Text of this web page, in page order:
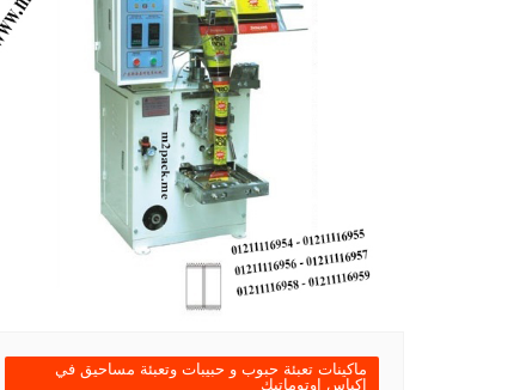
ماكينات تعبئة حبوب و حبيبات وتعبئة مساحيق في
اكياس اوتوماتيك